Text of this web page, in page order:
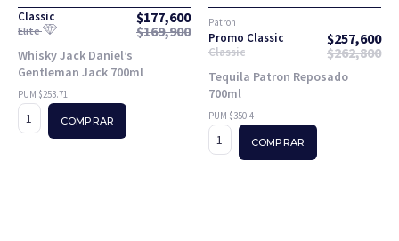
Classic $177,600
Elite $169,900
Whisky Jack Daniel’s
Gentleman Jack 700ml
PUM $253.71
COMPRAR
Patron
Promo Classic $257,600
Classic $262,800
Tequila Patron Reposado
700ml
PUM $350.4
COMPRAR